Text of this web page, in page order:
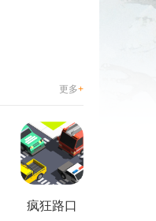
更多+
疯狂路口